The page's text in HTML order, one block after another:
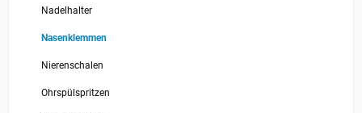
Nadelhalter
Nasenklemmen
Nierenschalen
Ohrspülspritzen